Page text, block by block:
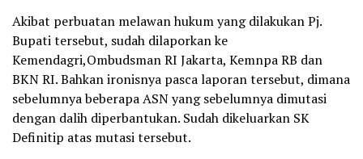
Akibat perbuatan melawan hukum yang dilakukan Pj.
Bupati tersebut, sudah dilaporkan ke
Kemendagri,Ombudsman RI Jakarta, Kemnpa RB dan
BKN RI. Bahkan ironisnya pasca laporan tersebut, dimana
sebelumnya beberapa ASN yang sebelumnya dimutasi
dengan dalih diperbantukan. Sudah dikeluarkan SK
Definitip atas mutasi tersebut.